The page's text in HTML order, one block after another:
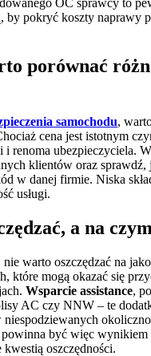
OC sprawcy to
by pokryć koszty naprawy
porównać
samochodu,
cena jest istotnym
i renoma ubezpieczyciela.
klientów oraz sprawdź,
w danej firmie. Niska
usługi.
a na
warto oszczędzać na
które mogą okazać się
Wsparcie assistance,
AC czy NNW – te
niespodziewanych
powinna być więc wynikiem
oszczędności.